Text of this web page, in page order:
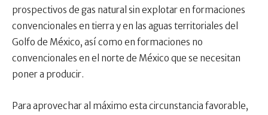
prospectivos de gas natural sin explotar en formaciones
convencionales en tierra y en las aguas territoriales del
Golfo de México, así como en formaciones no
convencionales en el norte de México que se necesitan
poner a producir.
Para aprovechar al máximo esta circunstancia favorable,